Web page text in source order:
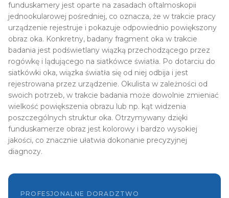
funduskamery jest oparte na zasadach oftalmoskopii
jednookularowej pośredniej, co oznacza, że w trakcie pracy
urządzenie rejestruje i pokazuje odpowiednio powiększony
obraz oka. Konkretny, badany fragment oka w trakcie
badania jest podświetlany wiązką przechodzącego przez
rogówkę i lądującego na siatkówce światła. Po dotarciu do
siatkówki oka, wiązka światła się od niej odbija i jest
rejestrowana przez urządzenie. Okulista w zależności od
swoich potrzeb, w trakcie badania może dowolnie zmieniać
wielkość powiększenia obrazu lub np. kąt widzenia
poszczególnych struktur oka. Otrzymywany dzięki
funduskamerze obraz jest kolorowy i bardzo wysokiej
jakości, co znacznie ułatwia dokonanie precyzyjnej
diagnozy.
PROFESJONALNE DORADZTWO